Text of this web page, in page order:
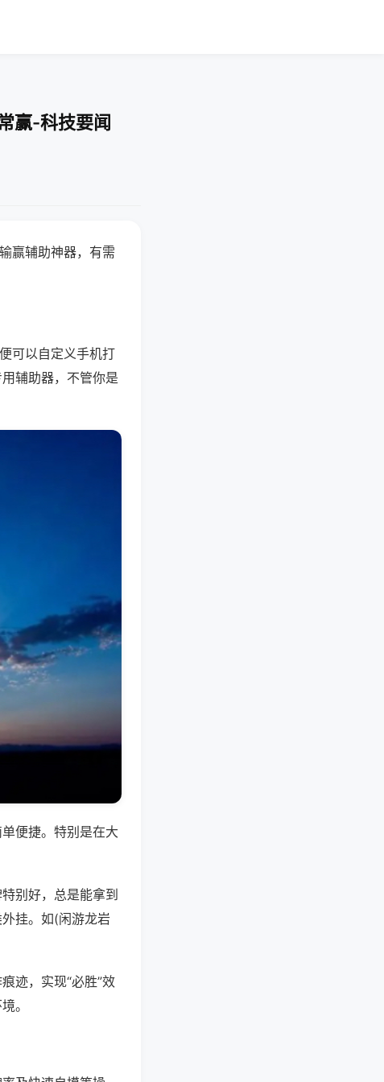
赢-科技要闻
赢辅助神器，有需
可以自定义手机打
辅助器，不管你是
便捷。特别是在大
别好，总是能拿到
挂。如(闲游龙岩
迹，实现“必胜”效
。